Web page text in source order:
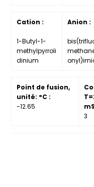
Cation :
1-Butyl-1-
methylpyrroli
dinium
Anion :
Point de fusion,
unité: °C :
-12.65
3